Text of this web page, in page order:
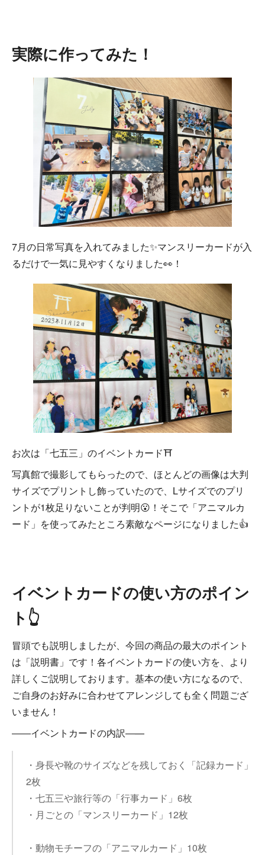
実際に作ってみた！
7月の日常写真を入れてみました✨マンスリーカードが入
るだけで一気に見やすくなりました👀！
お次は「七五三」のイベントカード⛩
写真館で撮影してもらったので、ほとんどの画像は大判
サイズでプリントし飾っていたので、Lサイズでのプリ
ントが1枚足りないことが判明😮！そこで「アニマルカ
ード」を使ってみたところ素敵なページになりました👍
イベントカードの使い方のポイン
ト👆
冒頭でも説明しましたが、今回の商品の最大のポイント
は「説明書」です！各イベントカードの使い方を、より
詳しくご説明しております。基本の使い方になるので、
ご自身のお好みに合わせてアレンジしても全く問題ござ
いません！
――イベントカードの内訳―—
・身長や靴のサイズなどを残しておく「記録カード」
2枚
・七五三や旅行等の「行事カード」6枚
・月ごとの「マンスリーカード」12枚
・動物モチーフの「アニマルカード」10枚